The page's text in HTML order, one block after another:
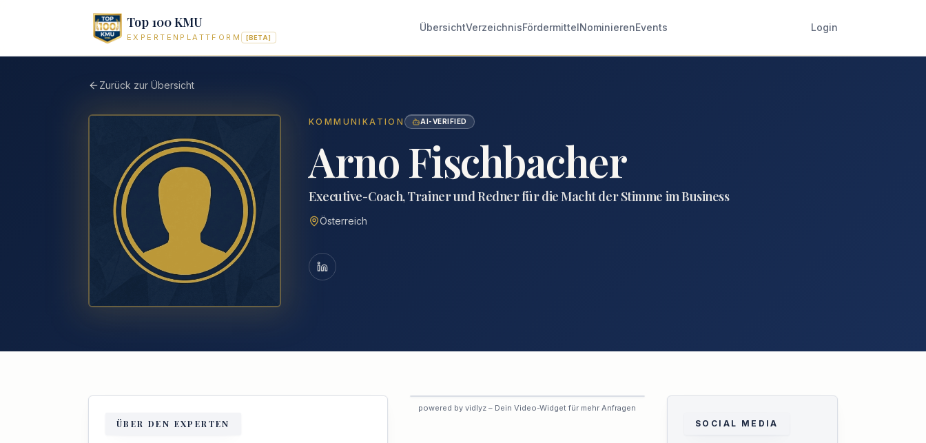
Top 100 KMU
EXPERTENPLATTFORM [BETA]
ÜbersichtVerzeichnisFördermittelNominierenEvents Login
Zurück zur Übersicht
KOMMUNIKATION AI-VERIFIED
Arno Fischbacher
Executive-Coach, Trainer und Redner für die Macht der Stimme im Business
Österreich
ÜBER DEN EXPERTEN
powered by vidlyz – Dein Video-Widget für mehr Anfragen
SOCIAL MEDIA